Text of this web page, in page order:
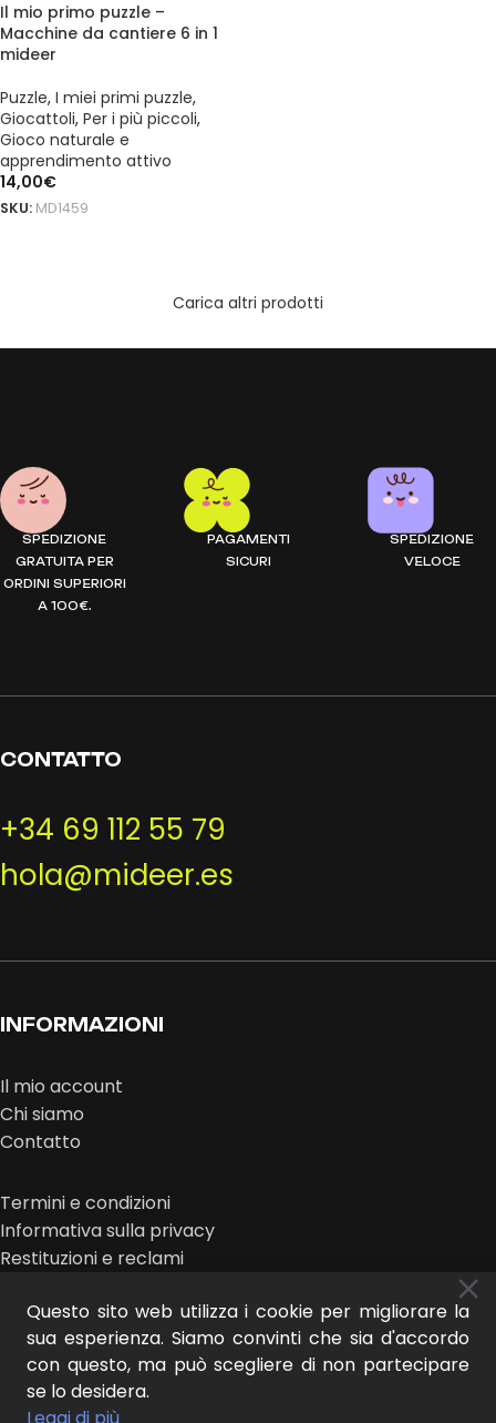
Il mio primo puzzle –
Macchine da cantiere 6 in 1
mideer
Puzzle, I miei primi puzzle,
Giocattoli, Per i più piccoli,
Gioco naturale e
apprendimento attivo
14,00€
SKU: MD1459
Carica altri prodotti
SPEDIZIONE
GRATUITA PER
ORDINI SUPERIORI
A 100€.
PAGAMENTI
SICURI
SPEDIZIONE
VELOCE
CONTATTO
+34 69 112 55 79
hola@mideer.es
INFORMAZIONI
Il mio account
Chi siamo
Contatto
Termini e condizioni
Informativa sulla privacy
Restituzioni e reclami
MIDEER © 2025 | design:
Questo sito web utilizza i cookie per migliorare la
sua esperienza. Siamo convinti che sia d'accordo
con questo, ma può scegliere di non partecipare
se lo desidera.